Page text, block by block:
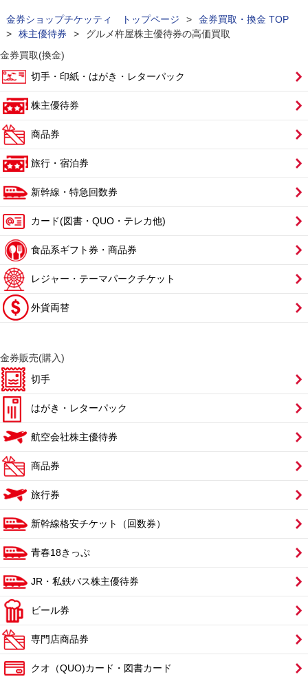
金券ショップチケッティ トップページ >
金券買取・換金 TOP
>
株主優待券 >
グルメ杵屋株主優待券の高価買取
金券買取(換金)
切手・印紙・はがき・レターパック
株主優待券
商品券
旅行・宿泊券
新幹線・特急回数券
カード(図書・QUO・テレカ他)
食品系ギフト券・商品券
レジャー・テーマパークチケット
外貨両替
金券販売(購入)
切手
はがき・レターパック
航空会社株主優待券
商品券
旅行券
新幹線格安チケット（回数券）
青春18きっぷ
JR・私鉄バス株主優待券
ビール券
専門店商品券
クオ（QUO)カード・図書カード